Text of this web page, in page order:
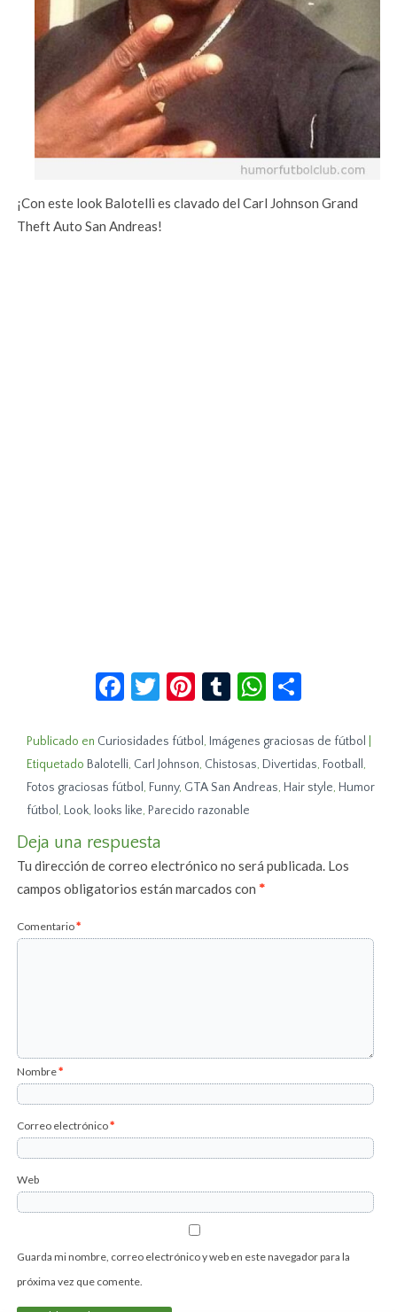
¡Con este look Balotelli es clavado del Carl Johnson Grand
Theft Auto San Andreas!
Facebook
Twitter
Pinterest
TumblrWhatsApp
Publicado en Curiosidades fútbol , Imágenes graciosas de fútbol
Etiquetado Balotelli, Carl Johnson, Chistosas, Divertidas, Football ,
Fotos graciosas fútbol , Funny, GTA San Andreas, Hair style, Humor
fútbol , Look, looks like, Parecido razonable
Deja una respuesta
Tu dirección de correo electrónico no será publicada. Los
campos obligatorios están marcados con*
Comentario*
Nombre*
Correo electrónico*
Web
Guarda mi nombre, correo electrónico y web en este navegador para la
próxima vez que comente.